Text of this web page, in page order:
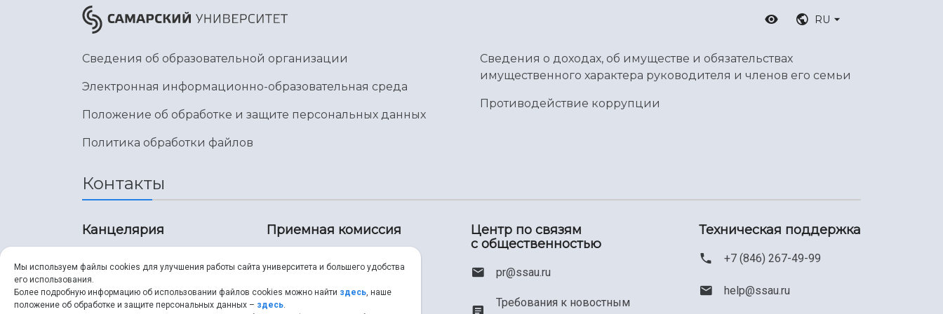
RU
Сведения об образовательной организации
Электронная информационно-образовательная среда
Положение об обработке и защите персональных данных
Политика обработки файлов
Сведения о доходах, об имуществе и обязательствах
имущественного характера руководителя и членов его семьи
Противодействие коррупции
Контакты
Канцелярия
8 (846) 267-43-70
Приемная комиссия
8 (846) 267-48-67
Центр по связям
с общественностью
pr@ssau.ru
Требования к новостным
Техническая поддержка
+7 (846) 267-49-99
help@ssau.ru
Мы используем файлы cookies для улучшения работы сайта университета и большего удобства
его использования.
Более подробную информацию об использовании файлов cookies можно найти здесь, наше
положение об обработке и защите персональных данных – здесь.